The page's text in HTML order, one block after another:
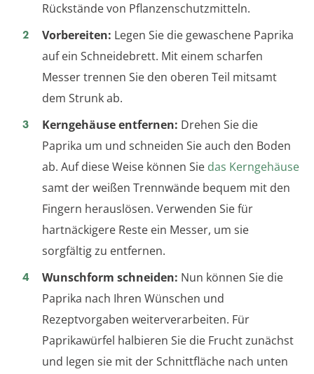
Rückstände von Pflanzenschutzmitteln.
Vorbereiten: Legen Sie die gewaschene Paprika
auf ein Schneidebrett. Mit einem scharfen
Messer trennen Sie den oberen Teil mitsamt
dem Strunk ab.
Kerngehäuse entfernen: Drehen Sie die
Paprika um und schneiden Sie auch den Boden
ab. Auf diese Weise können Sie das Kerngehäuse
samt der weißen Trennwände bequem mit den
Fingern herauslösen. Verwenden Sie für
hartnäckigere Reste ein Messer, um sie
sorgfältig zu entfernen.
Wunschform schneiden: Nun können Sie die
Paprika nach Ihren Wünschen und
Rezeptvorgaben weiterverarbeiten. Für
Paprikawürfel halbieren Sie die Frucht zunächst
und legen sie mit der Schnittfläche nach unten